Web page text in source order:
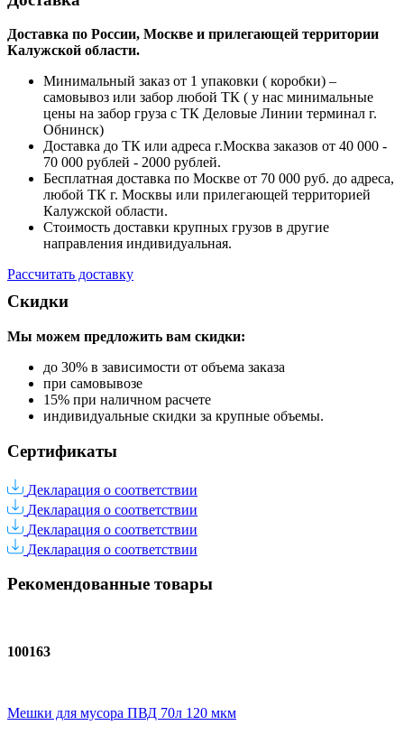
Доставка по России, Москве и прилегающей территории
Калужской области.
Минимальный заказ от 1 упаковки ( коробки) –
самовывоз или забор любой ТК ( у нас минимальные
цены на забор груза с ТК Деловые Линии терминал г.
Обнинск)
Доставка до ТК или адреса г.Москва заказов от 40 000 -
70 000 рублей - 2000 рублей.
Бесплатная доставка по Москве от 70 000 руб. до адреса,
любой ТК г. Москвы или прилегающей территорией
Калужской области.
Стоимость доставки крупных грузов в другие
направления индивидуальная.
Рассчитать доставку
Скидки
Мы можем предложить вам скидки:
до 30% в зависимости от объема заказа
при самовывозе
15% при наличном расчете
индивидуальные скидки за крупные объемы.
Сертификаты
Декларация о соответствии
Декларация о соответствии
Декларация о соответствии
Декларация о соответствии
Рекомендованные товары
100163
Мешки для мусора ПВД 70л 120 мкм